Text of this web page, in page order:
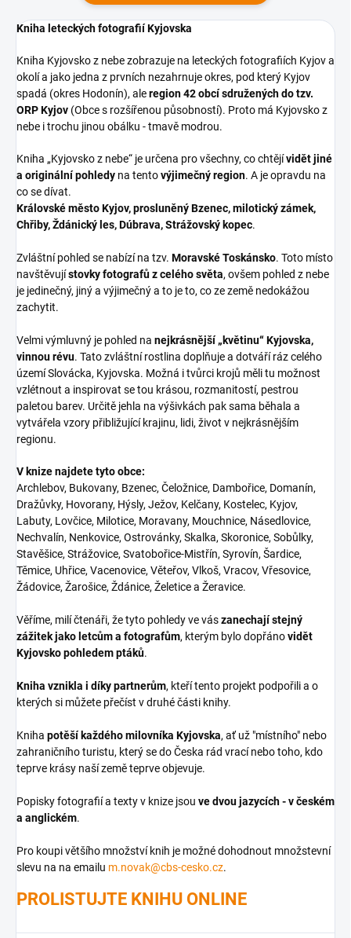
Kniha leteckých fotografií Kyjovska
Kniha Kyjovsko z nebe zobrazuje na leteckých fotografiích Kyjov a
okolí a jako jedna z prvních nezahrnuje okres, pod který Kyjov
spadá (okres Hodonín), aleregion 42 obcí sdružených do tzv.
ORP Kyjov (Obce s rozšířenou působností). Proto má Kyjovsko z
nebe i trochu jinou obálku - tmavě modrou.
Kniha „Kyjovsko z nebe“ je určena pro všechny, co chtějívidět jiné
a originální pohledy na tentovýjimečný region. A je opravdu na
co se dívat.
Královské město Kyjov, prosluněný Bzenec, milotický zámek,
Chřiby, Ždánický les, Dúbrava, Strážovský kopec.
Zvláštní pohled se nabízí na tzv. Moravské Toskánsko. Toto místo
navštěvujístovky fotografů z celého světa, ovšem pohled z nebe
je jedinečný, jiný a výjimečný a to je to, co ze země nedokážou
zachytit.
Velmi výmluvný je pohled na nejkrásnější „květinu“ Kyjovska,
vinnou révu. Tato zvláštní rostlina doplňuje a dotváří ráz celého
území Slovácka, Kyjovska. Možná i tvůrci krojů měli tu možnost
vzlétnout a inspirovat se tou krásou, rozmanitostí, pestrou
paletou barev. Určitě jehla na výšivkách pak sama běhala a
vytvářela vzory přibližující krajinu, lidi, život v nejkrásnějším
regionu.
V knize najdete tyto obce:
Archlebov, Bukovany, Bzenec, Čeložnice, Dambořice, Domanín,
Dražůvky, Hovorany, Hýsly, Ježov, Kelčany, Kostelec, Kyjov,
Labuty, Lovčice, Milotice, Moravany, Mouchnice, Násedlovice,
Nechvalín, Nenkovice, Ostrovánky, Skalka, Skoronice, Sobůlky,
Stavěšice, Strážovice, Svatobořice-Mistřín, Syrovín, Šardice,
Těmice, Uhřice, Vacenovice, Věteřov, Vlkoš, Vracov, Vřesovice,
Žádovice, Žarošice, Ždánice, Želetice a Žeravice.
Věříme, milí čtenáři, že tyto pohledy ve vászanechají stejný
zážitek jako letcům a fotografům, kterým bylo dopřánovidět
Kyjovsko pohledem ptáků.
Kniha vznikla i díky partnerům, kteří tento projekt podpořili a o
kterých si můžete přečíst v druhé části knihy.
Kniha potěší každého milovníka Kyjovska, ať už "místního" nebo
zahraničního turistu, který se do Česka rád vrací nebo toho, kdo
teprve krásy naší země teprve objevuje.
Popisky fotografií a texty v knize jsou ve dvou jazycích - v českém
a anglickém.
Pro koupi většího množství knih je možné dohodnout množstevní
slevu na na emailu m.novak@cbs-cesko.cz.
PROLISTUJTE KNIHU ONLINE